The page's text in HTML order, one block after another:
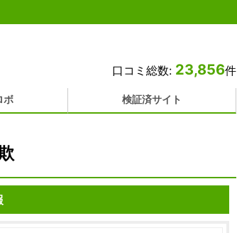
口コミ総数: 23,856件
ボ 検証済サイト